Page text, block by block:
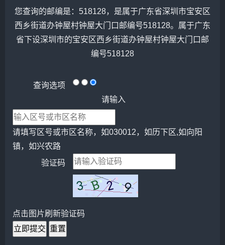
您查询的邮编是：518128，是属于广东省深圳市宝安区
西乡街道办钟屋村钟屋大门口邮编号518128。属于广东
省下设深圳市的宝安区西乡街道办钟屋村钟屋大门口邮
编号518128
查询选项
请输入
请填写区号或市区名称，如030012，如历下区,如向阳
镇，如兴农路
验证码
点击图片刷新验证码
立即提交 重置